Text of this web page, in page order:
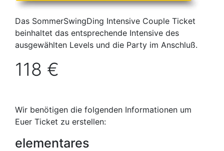
Das SommerSwingDing Intensive Couple Ticket
beinhaltet das entsprechende Intensive des
ausgewählten Levels und die Party im Anschluß.
118 €
Wir benötigen die folgenden Informationen um
Euer Ticket zu erstellen:
elementares